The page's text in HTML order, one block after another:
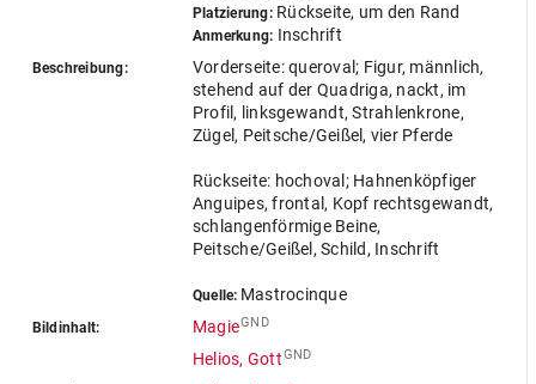
Platzierung:Rückseite, um den Rand
Anmerkung: Inschrift
Beschreibung:
Vorderseite: queroval; Figur, männlich,
stehend auf der Quadriga, nackt, im
Profil, linksgewandt, Strahlenkrone,
Zügel, Peitsche/Geißel, vier Pferde
Rückseite: hochoval; Hahnenköpfiger
Anguipes, frontal, Kopf rechtsgewandt,
schlangenförmige Beine,
Peitsche/Geißel, Schild, Inschrift
Quelle: Mastrocinque
Bildinhalt: MagieGND
Helios, GottGND